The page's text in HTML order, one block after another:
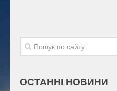
ОСТАННІ НОВИНИ